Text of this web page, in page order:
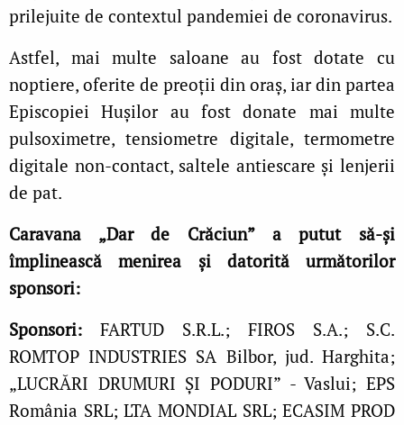
prilejuite de contextul pandemiei de coronavirus.
Astfel, mai multe saloane au fost dotate cu
noptiere, oferite de preoții din oraș, iar din partea
Episcopiei Hușilor au fost donate mai multe
pulsoximetre, tensiometre digitale, termometre
digitale non-contact, saltele antiescare și lenjerii
de pat.
Caravana „Dar de Crăciun” a putut să-și
împlinească menirea și datorită următorilor
sponsori:
Sponsori: FARTUD S.R.L.; FIROS S.A.; S.C.
ROMTOP INDUSTRIES SA Bilbor, jud. Harghita;
„LUCRĂRI DRUMURI ȘI PODURI” - Vaslui; EPS
România SRL; LTA MONDIAL SRL; ECASIM PROD